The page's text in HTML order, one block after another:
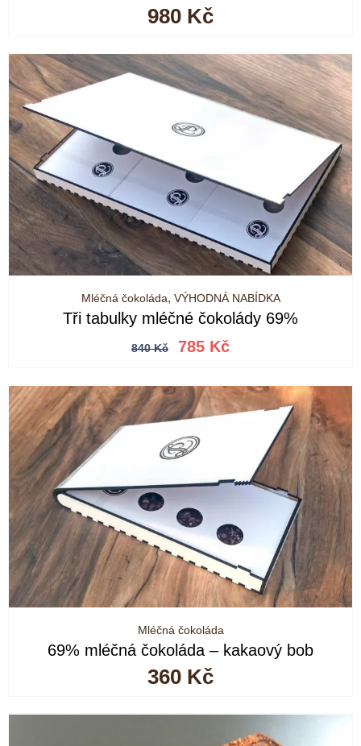
980 Kč
Mléčná čokoláda, VÝHODNÁ NABÍDKA
Tři tabulky mléčné čokolády 69%
840Kč
Původní
cena
840 Kč.
785 Kčcena
785 Kč.
Mléčná čokoláda
69% mléčná čokoláda – kakaový bob
360 Kč